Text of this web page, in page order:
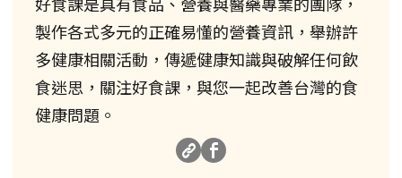
製作各式多元的正確易懂的營養資訊，舉辦許
多健康相關活動，傳遞健康知識與破解任何飲
食迷思，關注好食課，與您一起改善台灣的食
健康問題。